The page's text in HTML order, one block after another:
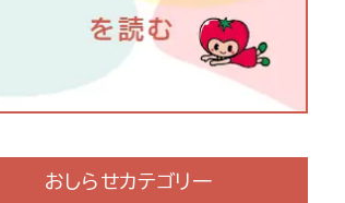
おしらせカテゴリ一